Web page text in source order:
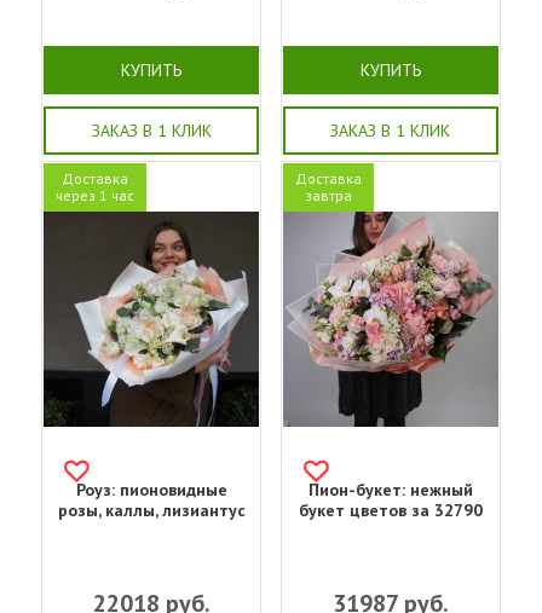
КУПИТЬ
ЗАКАЗ В 1 КЛИК
КУПИТЬ
ЗАКАЗ В 1 КЛИК
Доставка
через 1 час
Роуз: пионовидные
розы, каллы, лизиантус
22018 руб.
Доставка
завтра
Пион-букет: нежный
букет цветов за 32790
31987руб.